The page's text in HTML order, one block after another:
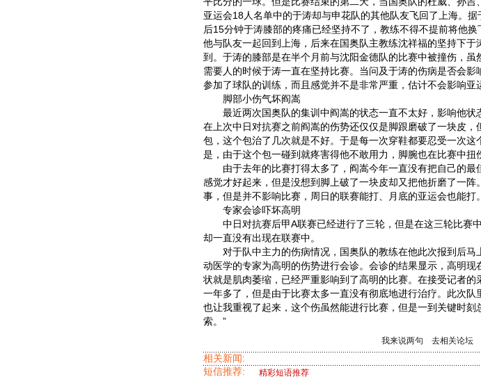
亚运会18人名单中的于涛却与申花队的其他队友飞回了上海。
后15分钟于涛膝部的疼痛已经坚持不了，教练不得不提前将他
他与队友一起回到上海，后来在国奥队主教练沈祥福的坚持下于
到。于涛的膝部是在半个月前与沈阳金德队的比赛中被撞伤，
需要人的时候于涛一直在坚持比赛。当问及于涛的伤病是否会影
参加了球队的训练，而且感觉并不是非常严重，估计不会影响亚
脚部小伤气坏阎嵩
最近两次国奥队的集训中阎嵩的状态一直不太好，影响他状
在上次中日对抗赛之前阎嵩的伤势还仅仅是脚跟磨破了一块皮
包，这个包治了几次就是不好。于是每一次穿鞋都要忍受一次这
是，由于这个包一碰到就疼害得他不敢用力，脚腕也在比赛中扭
由于去年的比赛打得太多了，阎嵩今年一直没有把自己的最
感觉才好起来，但是没想到脚上破了一块皮却又把他折磨了一阵
事，但是并不影响比赛，周日的联赛能打、月底的亚运会也能打
专家会诊吓坏高明
中日对抗赛后甲A联赛已经进行了三轮，但是在这三轮比赛
却一直没有出现在联赛中。
对于队中主力的伤病情况，国奥队的教练在他此次报到后马
动医学的专家为高明的伤势进行会诊。会诊的结果显示，高明现
状就是肌肉萎缩，已经严重影响到了高明的比赛。在接受记者的
一年多了，但是由于比赛太多一直没有彻底地进行治疗。此次
也让我重视了起来，这个伤虽然能进行比赛，但是一到关键时刻
索。”
我来说两句 去相关论坛
相关新闻:
短信推荐:
精彩短语推荐